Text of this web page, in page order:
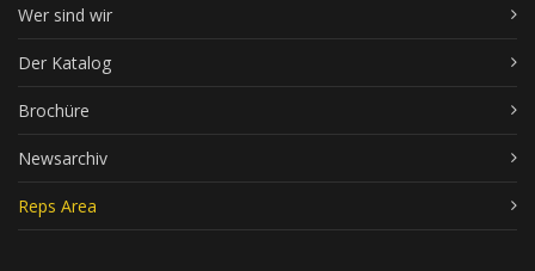
Wer sind wir
Der Katalog
Brochüre
Newsarchiv
Reps Area